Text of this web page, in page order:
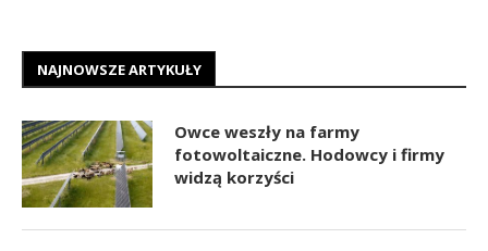
NAJNOWSZE ARTYKUŁY
Owce weszły na farmy
fotowoltaiczne. Hodowcy i firmy
widzą korzyści